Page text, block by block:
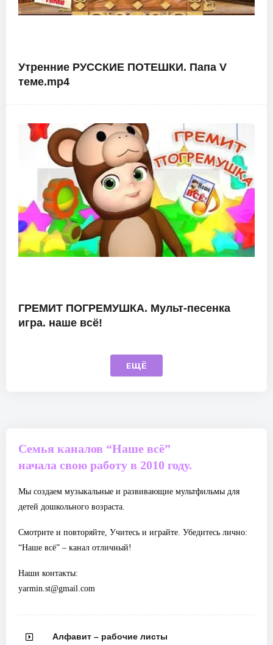
Утренние РУССКИЕ ПОТЕШКИ. Папа V
теме.mp4
ГРЕМИТ ПОГРЕМУШКА. Мульт-песенка
игра. наше всё!
ЕЩЁ
Семья каналов “Наше всё”
начала свою работу в 2010 году.
Мы создаем музыкальные и развивающие мультфильмы для
детей дошкольного возраста.
Смотрите и повторяйте, Учитесь и играйте. Убедитесь лично:
“Наше всё” – канал отличный!
Наши контакты:
yarmin.st@gmail.com
Алфавит – рабочие листы